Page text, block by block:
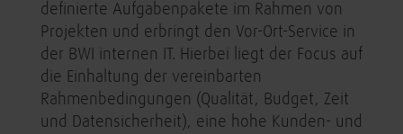
definierte Aufgabenpakete im Rahmen von
Projekten und erbringt den Vor-Ort-Service in
der BWI internen IT. Hierbei liegt der Focus auf
die Einhaltung der vereinbarten
Rahmenbedingungen (Qualität, Budget, Zeit
und Datensicherheit), eine hohe Kunden- und